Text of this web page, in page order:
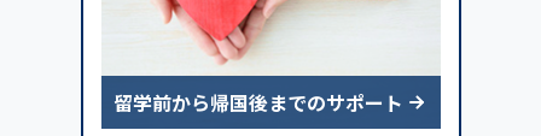
留学前から帰国後までのサポート